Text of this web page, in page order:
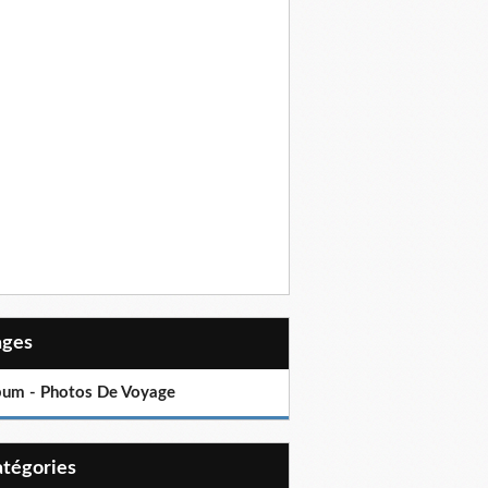
- Photos De Voyage